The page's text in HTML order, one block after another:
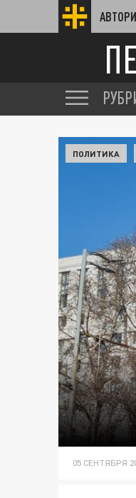
ПОЛИТИКА
05 СЕНТЯБРЯ